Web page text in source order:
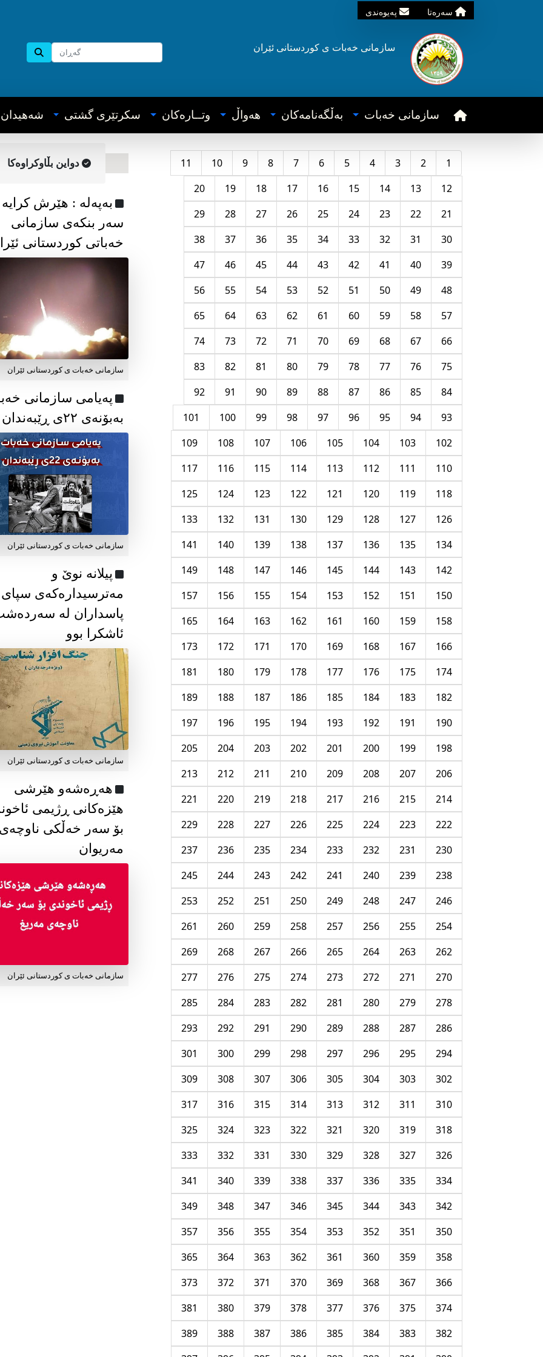
سه‌ره‌تا په‌یوه‌ندی
سازمانی خه‌بات ی کوردستانی ئێران
سازمانی خه‌بات به‌ڵگه‌نامه‌کان هه‌واڵ وتــاره‌کان سکرتێری گشتی شه‌هیدان
1
2
3
4
5
6
7
8
9
10
11
12
13
14
15
16
17
18
19
20
21
22
23
24
25
26
27
28
29
30
31
32
33
34
35
36
37
38
39
40
41
42
43
44
45
46
47
48
49
50
51
52
53
54
55
56
57
58
59
60
61
62
63
64
65
66
67
68
69
70
71
72
73
74
75
76
77
78
79
80
81
82
83
84
85
86
87
88
89
90
91
92
93
94
95
96
97
98
99
100
101
102
103
104
105
106
107
108
109
110
111
112
113
114
115
116
117
118
119
120
121
122
123
124
125
126
127
128
129
130
131
132
133
134
135
136
137
138
139
140
141
142
143
144
145
146
147
148
149
150
151
152
153
154
155
156
157
158
159
160
161
162
163
164
165
166
167
168
169
170
171
172
173
174
175
176
177
178
179
180
181
182
183
184
185
186
187
188
189
190
191
192
193
194
195
196
197
198
199
200
201
202
203
204
205
206
207
208
209
210
211
212
213
214
215
216
217
218
219
220
221
222
223
224
225
226
227
228
229
230
231
232
233
234
235
236
237
238
239
240
241
242
243
244
245
246
247
248
249
250
251
252
253
254
255
256
257
258
259
260
261
262
263
264
265
266
267
268
269
270
271
272
273
274
275
276
277
278
279
280
281
282
283
284
285
286
287
288
289
290
291
292
293
294
295
296
297
298
299
300
301
302
303
304
305
306
307
308
309
310
311
312
313
314
315
316
317
318
319
320
321
322
323
324
325
326
327
328
329
330
331
332
333
334
335
336
337
338
339
340
341
342
343
344
345
346
347
348
349
350
351
352
353
354
355
356
357
358
359
360
361
362
363
364
365
366
367
368
369
370
371
372
373
374
375
376
377
378
379
380
381
382
383
384
385
386
387
388
389
دواین بڵاوکراوه‌کا
به‌په‌له‌ : هێرش کرایە
سەر بنکەی سازمانی
خەباتی کوردستانی
سازمانی خەبات ی کوردستانی ئێران
پەیامی سازمانی
بەبۆنەی ۲۲ی ڕێبەندان
سازمانی خەبات ی كوردستانی ئێران
پیلانە نوێ و
مەترسیدارەکەی سپای
پاسداران لە
ئاشکرا بوو
سازمانی خەبات ی كوردستانی ئێران
هەڕەشەو هێرشی
هێزەکانی ڕژیمی
بۆ سەر خەڵکی
مەریوان
سازمانی خەبات ی کوردستانی ئێران